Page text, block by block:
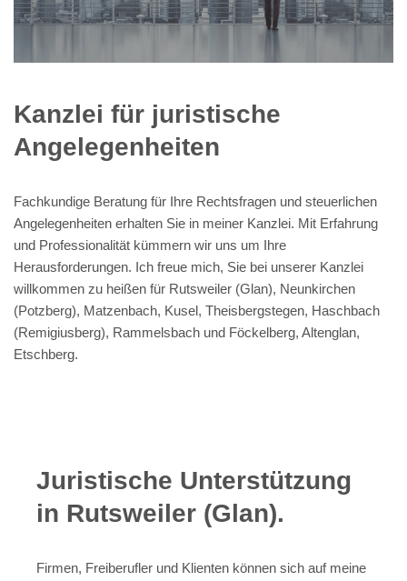
Kanzlei für juristische
Angelegenheiten
Fachkundige Beratung für Ihre Rechtsfragen und steuerlichen
Angelegenheiten erhalten Sie in meiner Kanzlei. Mit Erfahrung
und Professionalität kümmern wir uns um Ihre
Herausforderungen. Ich freue mich, Sie bei unserer Kanzlei
willkommen zu heißen für Rutsweiler (Glan), Neunkirchen
(Potzberg), Matzenbach, Kusel, Theisbergstegen, Haschbach
(Remigiusberg), Rammelsbach und Föckelberg, Altenglan,
Etschberg.
Juristische Unterstützung
in Rutsweiler (Glan).
Firmen, Freiberufler und Klienten können sich auf meine